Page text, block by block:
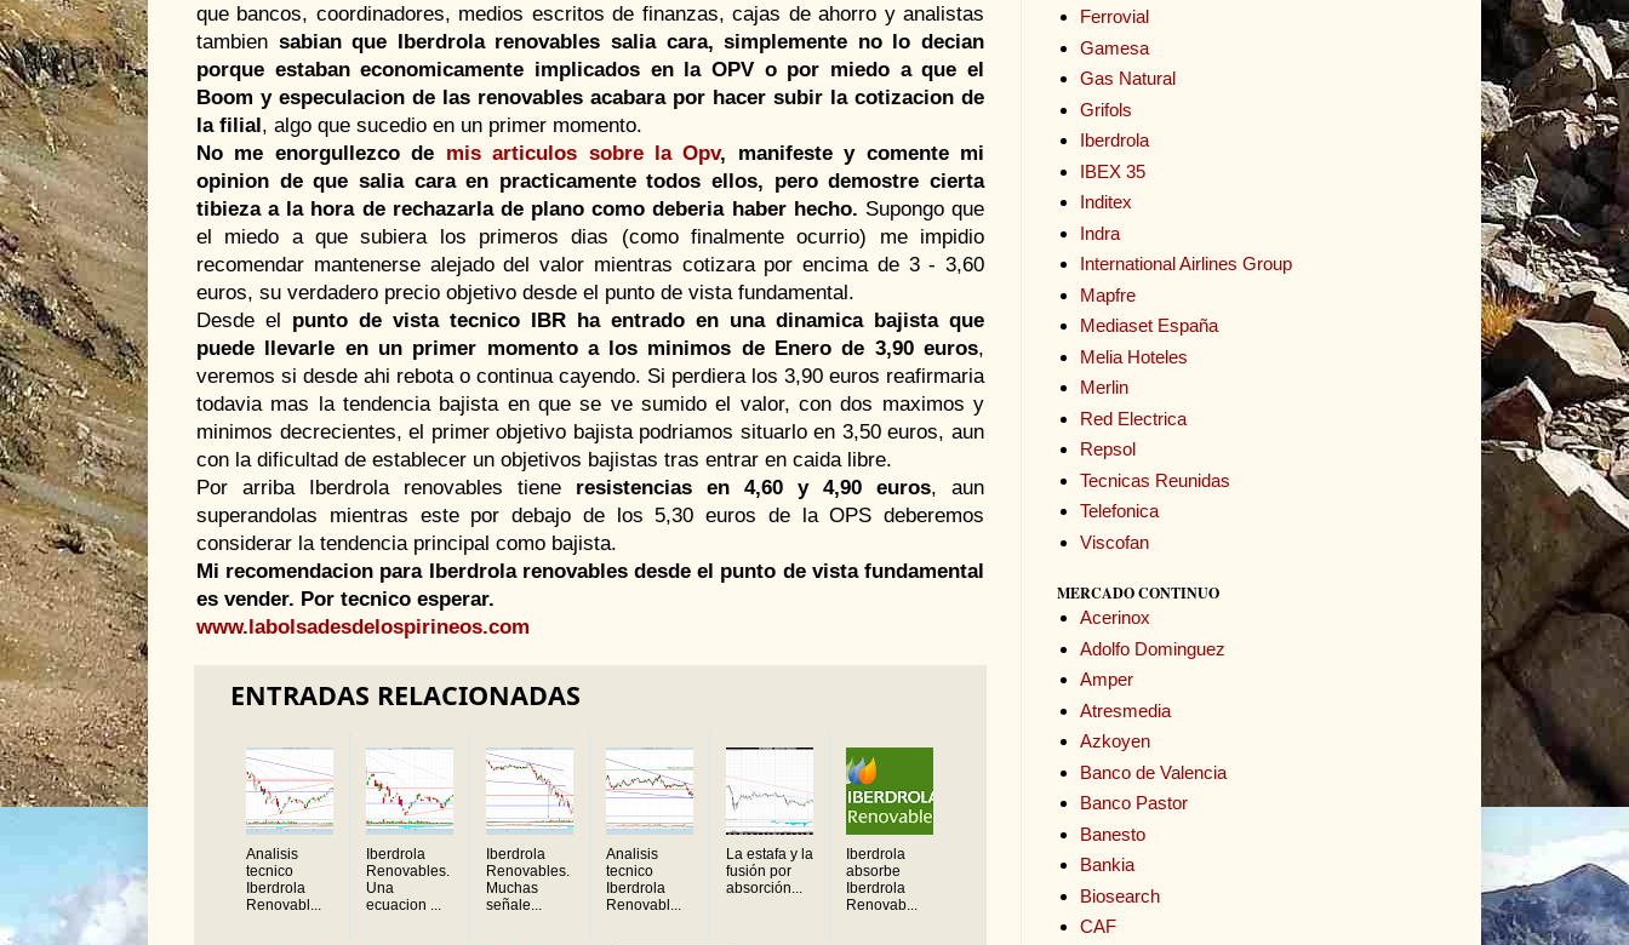
que bancos, coordinadores, medios escritos de finanzas, cajas de ahorro y analistas
tambien sabianque Iberdrolarenovables salia cara, simplemente no lodecian
porque estabaneconomicamente implicados en laOPV o por miedo a que el
Boom y especulacion de las renovables acabara por hacer subir la cotizacion de
la filial, algo que sucedio en un primer momento.
No me enorgullezco de misarticulos sobre laOpv, manifestey comente mi
opinion de que salia cara en practicamentetodos ellos, perodemostre cierta
tibieza a la hora de rechazarla de plano comodeberiahaber hecho. Supongo que
el miedo a que subiera los primerosdias (como finalmenteocurrio) me impidio
recomendar mantenerse alejado del valor mientras cotizara por encima de 3 - 3,60
euros, su verdadero precio objetivo desde el punto de vista fundamental.
Desde el punto de vista tecnico IBR ha entrado en una dinamicabajista que
puede llevarle en un primer momento a los minimos de Enero de 3,90 euros,
veremos si desde ahi rebota o continua cayendo. Si perdiera los 3,90 euros reafirmaria
todavia mas la tendencia bajista en que se ve sumido el valor, con dos maximos y
minimos decrecientes, el primer objetivo bajista podriamos situarlo en 3,50 euros, aun
con la dificultad de establecer un objetivos bajistas tras entrar en caida libre.
Por arriba Iberdrola renovables tiene resistencias en 4,60 y 4,90 euros, aun
superandolas mientras este por debajo de los 5,30 euros de laOPS deberemos
considerar la tendencia principal como bajista.
Mi recomendacion para Iberdrolarenovables desde el punto de vista fundamental
es vender. Por tecnico esperar.
www.labolsadesdelospirineos.com
ENTRADAS RELACIONADAS
Analisis
tecnico
Iberdrola
Renovabl...
Iberdrola
Renovables.
Una
ecuacion ...
Iberdrola
Renovables.
Muchas
señale...
Analisis
tecnico
Iberdrola
Renovabl...
La estafa y la
fusión por
absorción...
Iberdrola
absorbe
Iberdrola
Renovab...
Ferrovial
Gamesa
Gas Natural
Grifols
Iberdrola
IBEX 35
Inditex
Indra
International Airlines Group
Mapfre
Mediaset España
Melia Hoteles
Merlin
Red Electrica
Repsol
Tecnicas Reunidas
Telefonica
Viscofan
MERCADO CONTINUO
Acerinox
Adolfo Dominguez
Amper
Atresmedia
Azkoyen
Banco de Valencia
Banco Pastor
Banesto
Bankia
Biosearch
CAF